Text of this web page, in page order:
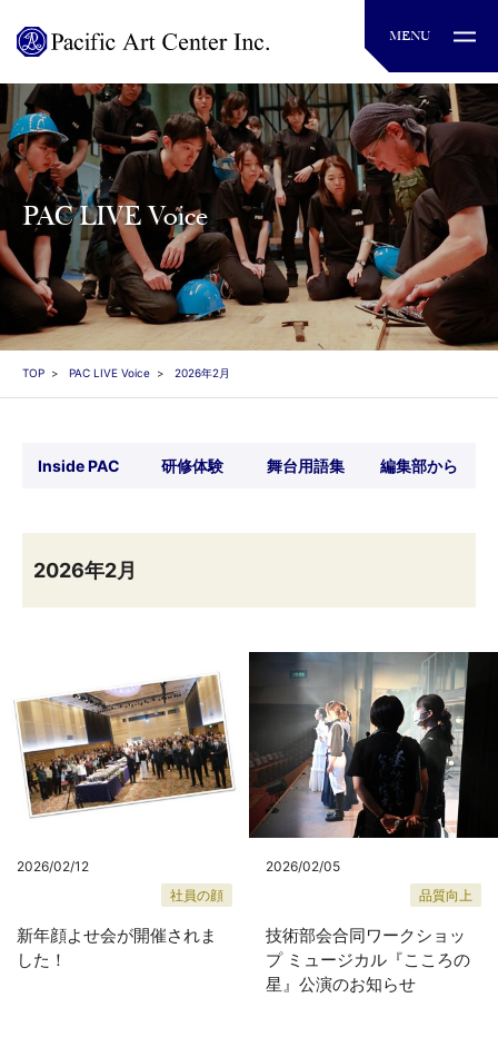
PAC LIVE Voice
TOP PAC LIVE Voice 2026年2月
Inside PAC 研修体験 舞台用語集 編集部から
2026年2月
2026/02/12
社員の顔
新年顔よせ会が開催されま
した！
2026/02/05
品質向上
技術部会合同ワークショッ
プ ミュージカル『こころの
星』公演のお知らせ